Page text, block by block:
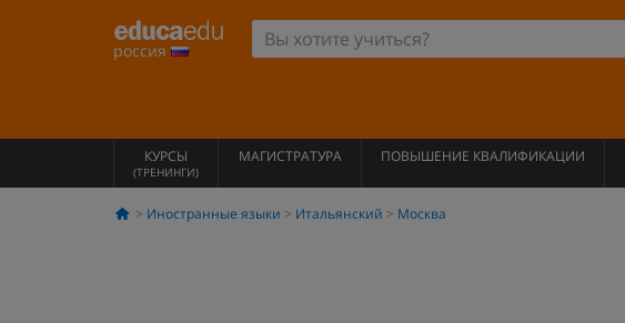
россия
КУРСЫ
(ТРЕНИНГИ)
МАГИСТРАТУРА ПОВЫШЕНИЕ КВАЛИФИКАЦИИ
Иностранные языки Итальянский Москва